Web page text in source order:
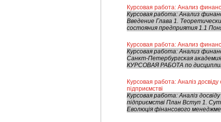
Курсовая работа: Анализ
Курсовая работа: Анализ
Введение Глава 1.
состояния предприятия 1.1
Курсовая работа: Анализ
Курсовая работа: Анализ
Санкт-Петербургская
КУРСОВАЯ РАБОТА по
Курсовая работа: Аналіз
підприємстві
Курсовая работа: Аналіз
підприємстві План Вступ 1.
Еволюція фінансового